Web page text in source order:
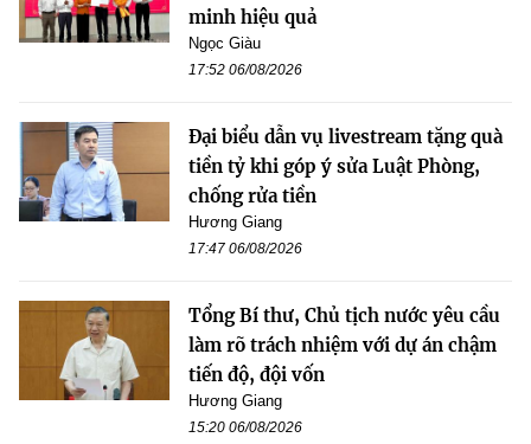
minh hiệu quả
Ngọc Giàu
17:52 06/08/2026
Đại biểu dẫn vụ livestream tặng quà
tiền tỷ khi góp ý sửa Luật Phòng,
chống rửa tiền
Hương Giang
17:47 06/08/2026
Tổng Bí thư, Chủ tịch nước yêu cầu
làm rõ trách nhiệm với dự án chậm
tiến độ, đội vốn
Hương Giang
15:20 06/08/2026